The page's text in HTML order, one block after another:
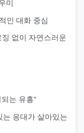
미
인 대화 중심
없이 자연스러운
는 유흥”
응대가 살아있는